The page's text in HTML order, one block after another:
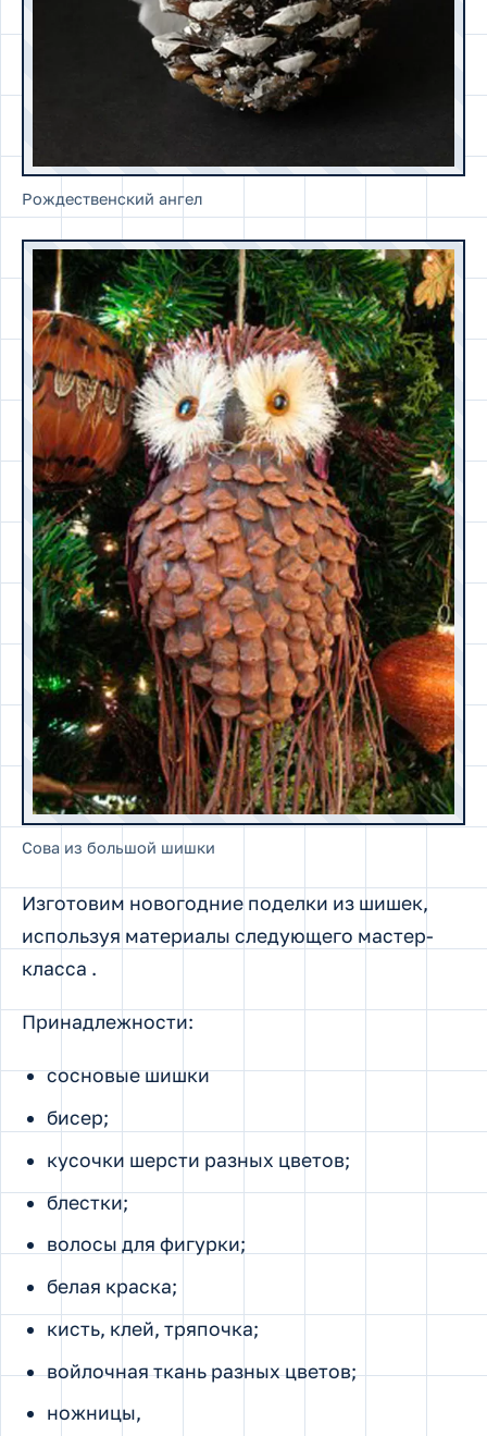
Рождественский ангел
Сова из большой шишки
Изготовим новогодние поделки из шишек,
используя материалы следующего мастер-
класса .
Принадлежности:
сосновые шишки
бисер;
кусочки шерсти разных цветов;
блестки;
волосы для фигурки;
белая краска;
кисть, клей, тряпочка;
войлочная ткань разных цветов;
ножницы,